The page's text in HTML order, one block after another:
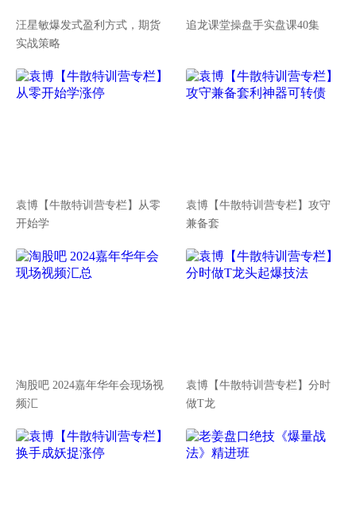
汪星敏爆发式盈利方式，期货
实战策略
追龙课堂操盘手实盘课40集
袁博【牛散特训营专栏】从零
开始学
袁博【牛散特训营专栏】攻守
兼备套
淘股吧 2024嘉年华年会现场视
频汇
袁博【牛散特训营专栏】分时
做T龙